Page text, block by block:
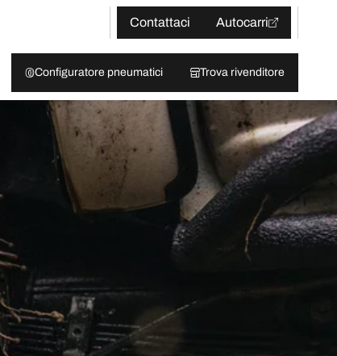
Contattaci
Autocarri
Configuratore pneumatici Trova rivenditore